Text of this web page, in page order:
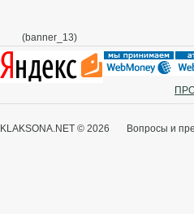
(banner_13)
KLAKSONA.NET © 2026 Вопросы и